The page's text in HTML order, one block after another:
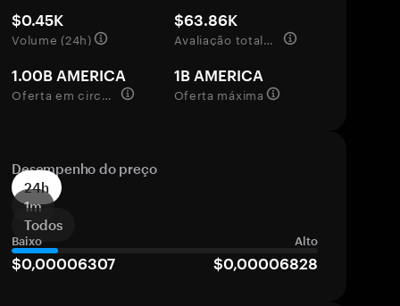
$0.45K
Volume (24h)
$63.86K
Avaliação totalmente diluída
1.00B AMERICA
Oferta em circulação
1B AMERICA
Oferta máxima
Desempenho do preço
24h
1m
Todos
Baixo Alto
$0,00006307 $0,00006828